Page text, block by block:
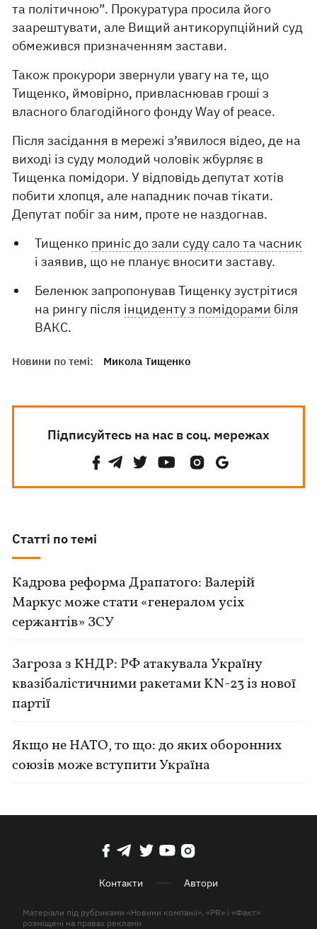
та політичною”. Прокуратура просила його
заарештувати, але Вищий антикорупційний суд
обмежився призначенням застави.
Також прокурори звернули увагу на те, що
Тищенко, ймовірно, привласнював гроші з
власного благодійного фонду Way of peace.
Після засідання в мережі з’явилося відео, де на
виході із суду молодий чоловік жбурляє в
Тищенка помідори. У відповідь депутат хотів
побити хлопця, але нападник почав тікати.
Депутат побіг за ним, проте не наздогнав.
Тищенко приніс до зали суду сало та часник
і заявив, що не планує вносити заставу.
Беленюк запропонував Тищенку зустрітися
на рингу після інциденту з помідорами біля
ВАКС.
Новини по темі: Микола Тищенко
Підписуйтесь на нас в соц. мережах
Статті по темі
Кадрова реформа Драпатого: Валерій
Маркус може стати «генералом усіх
сержантів» ЗСУ
Загроза з КНДР: РФ атакувала Україну
квазібалістичними ракетами KN-23 із нової
партії
Якщо не НАТО, то що: до яких оборонних
союзів може вступити Україна
Контакти Автори
Матеріали під рубриками «Новини компанії», «PR» і «Факт»
розміщені на правах реклами